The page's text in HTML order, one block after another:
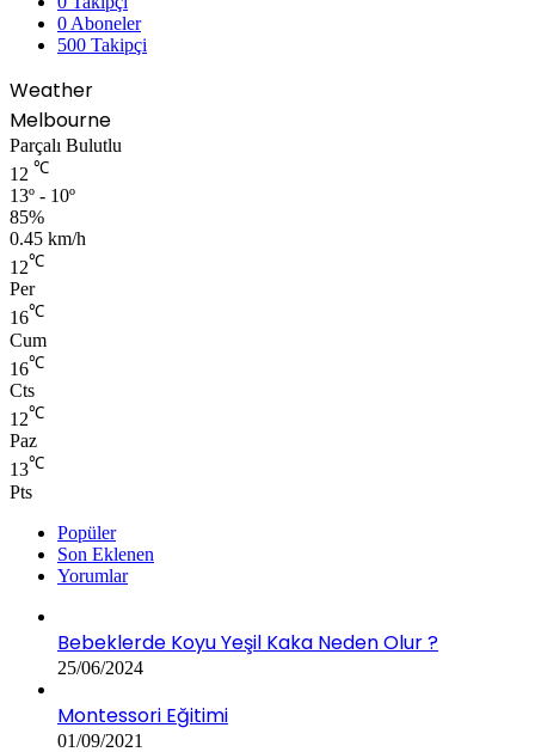
0 Aboneler
500 Takipçi
Weather
Melbourne
Parçalı Bulutlu
12 ℃
13º - 10º
85%
0.45 km/h
12℃
Per
16℃
Cum
16℃
Cts
12℃
Paz
13℃
Pts
Popüler
Son Eklenen
Yorumlar
Bebeklerde Koyu Yeşil Kaka Neden Olur ?
25/06/2024
Montessori Eğitimi
01/09/2021